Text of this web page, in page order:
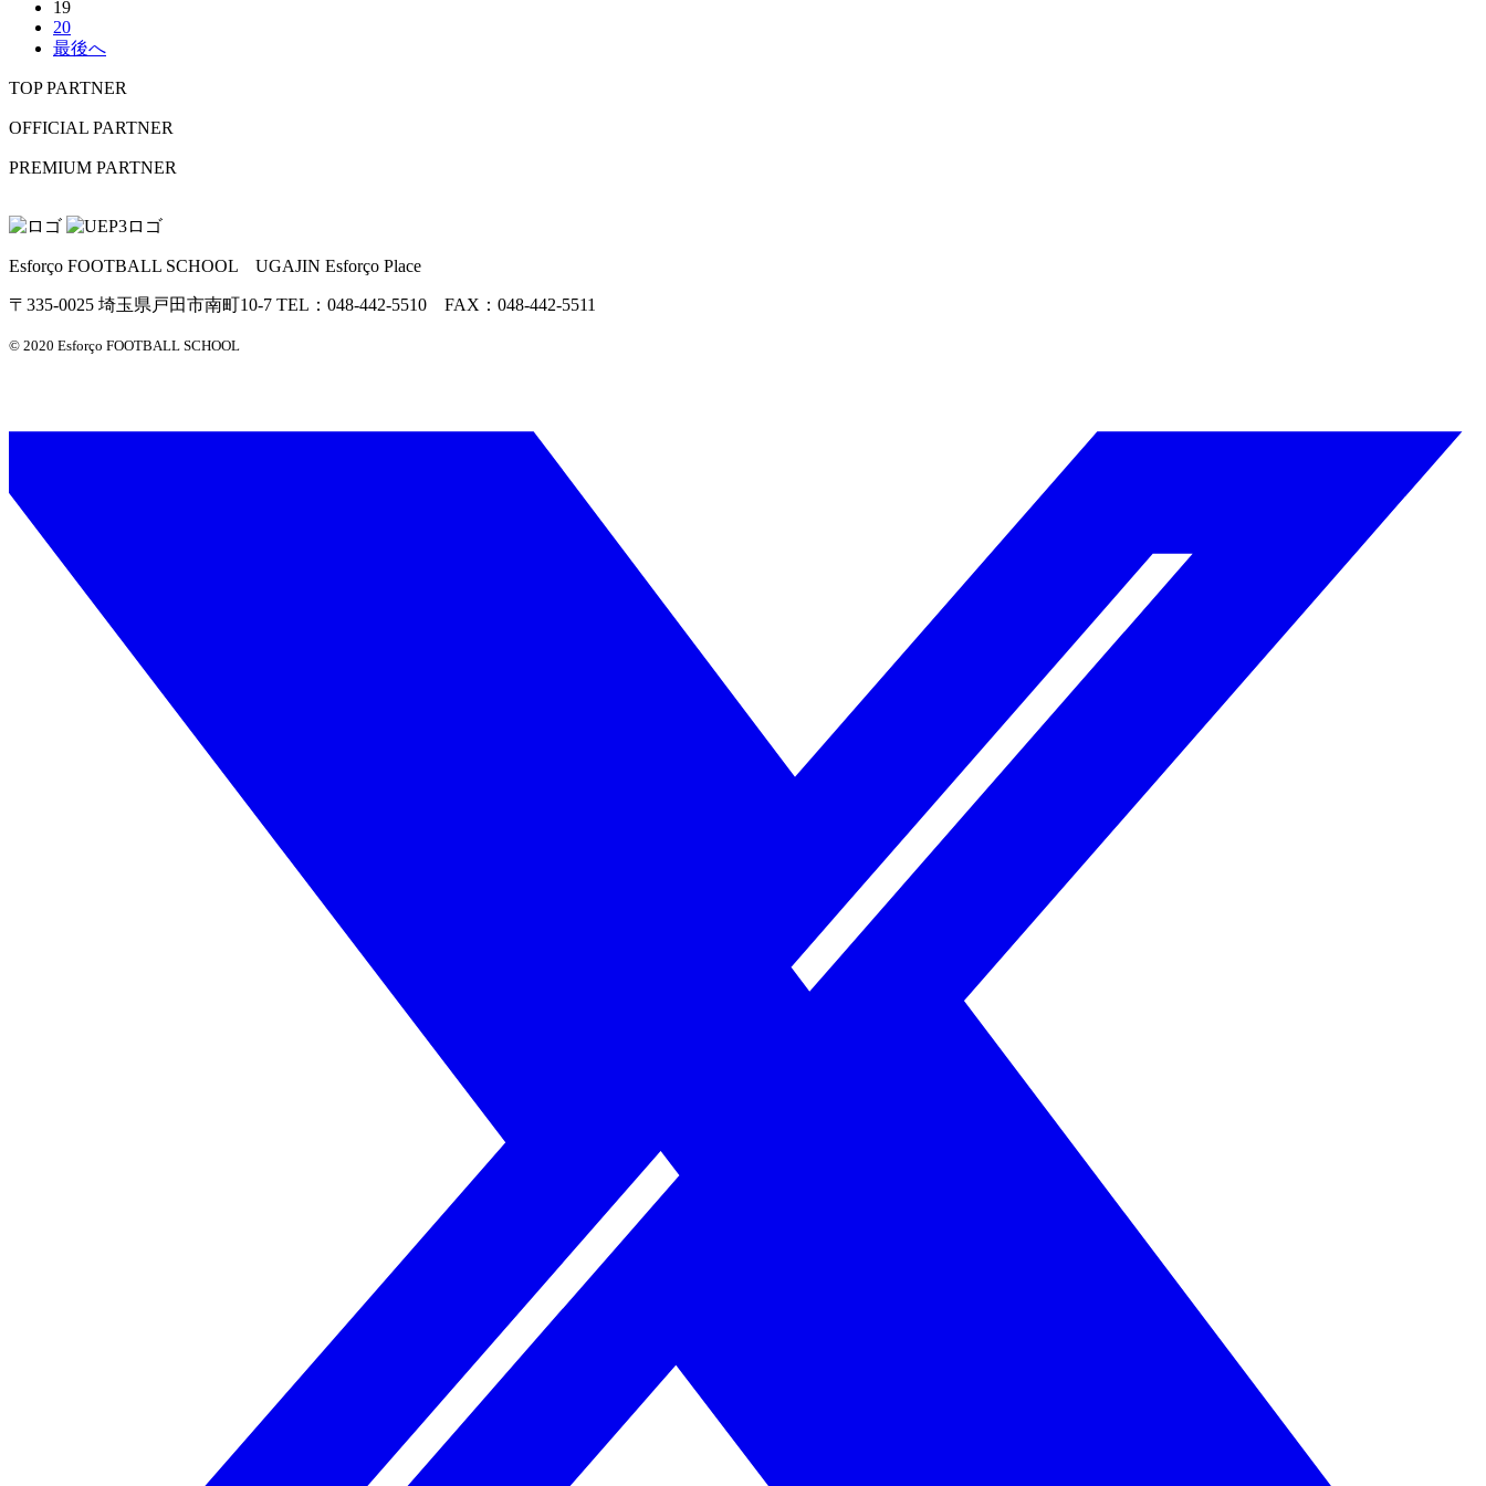
19
20
最後へ
TOP PARTNER
OFFICIAL PARTNER
PREMIUM PARTNER
Esforço FOOTBALL SCHOOL UGAJIN Esforço Place
〒335-0025 埼玉県戸田市南町10-7 TEL：048-442-5510 FAX：048-442-5511
© 2020 Esforço FOOTBALL SCHOOL